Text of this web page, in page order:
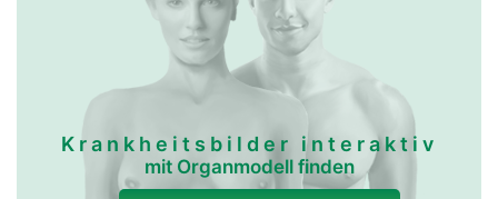
Krankheitsbilder interaktiv
mit Organmodell finden